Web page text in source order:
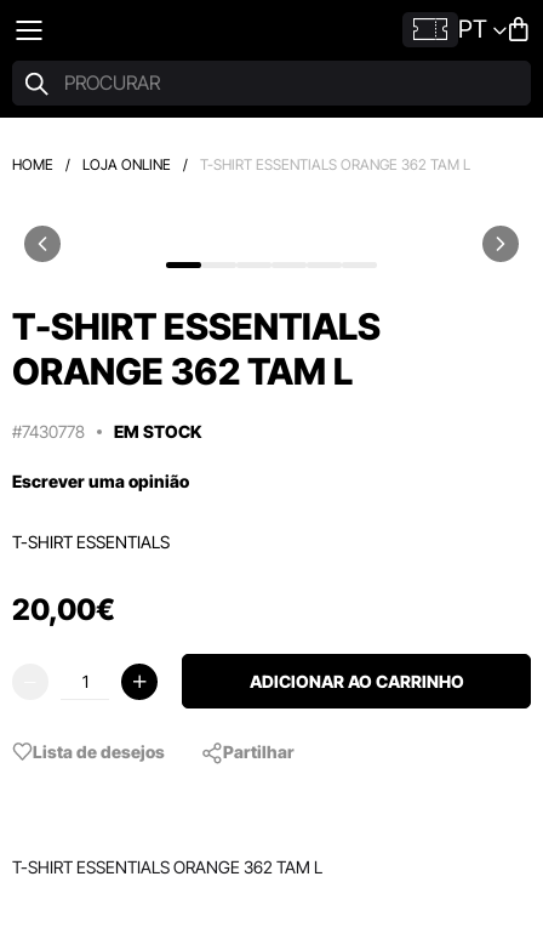
PT
HOME / LOJA ONLINE / T-SHIRT ESSENTIALS ORANGE 362 TAM L
T-SHIRT ESSENTIALS
ORANGE 362 TAM L
#7430778 EM STOCK
Escrever uma opinião
T-SHIRT ESSENTIALS
20,00€
ADICIONAR AO CARRINHO
Lista de desejos Partilhar
T-SHIRT ESSENTIALS ORANGE 362 TAM L